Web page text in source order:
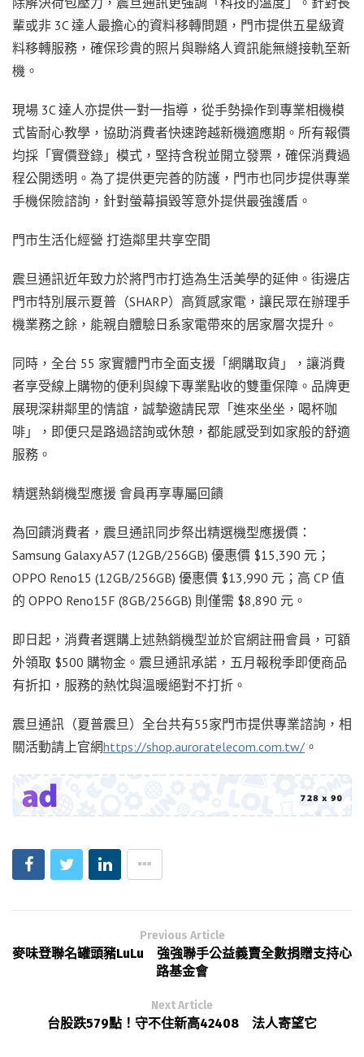
輩或非 3C 達人最擔心的資料移轉問題，門市提供五星級資
料移轉服務，確保珍貴的照片與聯絡人資訊能無縫接軌至新
機。
現場 3C 達人亦提供一對一指導，從手勢操作到專業相機模
式皆耐心教學，協助消費者快速跨越新機適應期。所有報價
均採「實價登錄」模式，堅持含稅並開立發票，確保消費過
程公開透明。為了提供更完善的防護，門市也同步提供專業
手機保險諮詢，針對螢幕損毀等意外提供最強護盾。
門市生活化經營 打造鄰里共享空間
震旦通訊近年致力於將門市打造為生活美學的延伸。街邊店
門市特別展示夏普（SHARP）高質感家電，讓民眾在辦理手
機業務之餘，能親自體驗日系家電帶來的居家層次提升。
同時，全台 55 家實體門市全面支援「網購取貨」，讓消費
者享受線上購物的便利與線下專業點收的雙重保障。品牌更
展現深耕鄰里的情誼，誠摯邀請民眾「進來坐坐，喝杯咖
啡」，即便只是路過諮詢或休憩，都能感受到如家般的舒適
服務。
精選熱銷機型應援 會員再享專屬回饋
為回饋消費者，震旦通訊同步祭出精選機型應援價：
Samsung Galaxy A57 (12GB/256GB) 優惠價 $15,390 元；
OPPO Reno15 (12GB/256GB) 優惠價 $13,990 元；高 CP 值
的 OPPO Reno15F (8GB/256GB) 則僅需 $8,890 元。
即日起，消費者選購上述熱銷機型並於官網註冊會員，可額
外領取 $500 購物金。震旦通訊承諾，五月報稅季即便商品
有折扣，服務的熱忱與溫暖絕對不打折。
震旦通訊（夏普震旦）全台共有55家門市提供專業諮詢，相
關活動請上官網https://shop.auroratelecom.com.tw/ 。
Previous Article
麥味登聯名罐頭豬LuLu 強強聯手公益義賣全數捐贈支持心
路基金會
Next Article
台股跌579點！守不住新高42408 法人寄望它